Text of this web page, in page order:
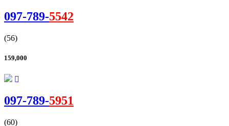
097-789-5542
(56)
159,000
097-789-5951
(60)